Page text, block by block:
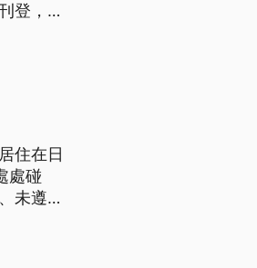
登，有
住在日
處碰
未遵守